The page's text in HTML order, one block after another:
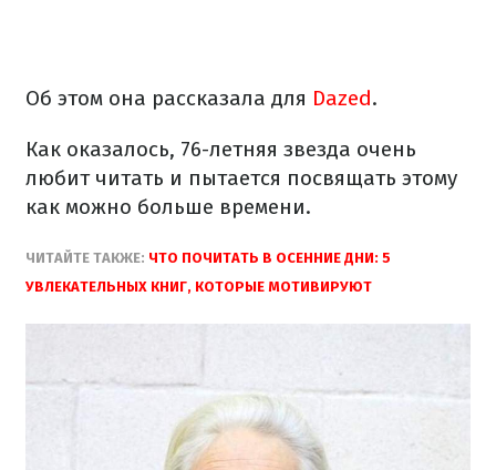
Об этом она рассказала для Dazed.
Как оказалось, 76-летняя звезда очень
любит читать и пытается посвящать этому
как можно больше времени.
ЧИТАЙТЕ ТАКЖЕ: ЧТО ПОЧИТАТЬ В ОСЕННИЕ ДНИ: 5
УВЛЕКАТЕЛЬНЫХ КНИГ, КОТОРЫЕ МОТИВИРУЮТ